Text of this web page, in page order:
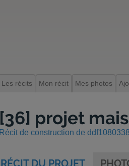
Les récits Mon récit Mes photos
[36] projet
Récit de construction de
RÉCITDU PROJET